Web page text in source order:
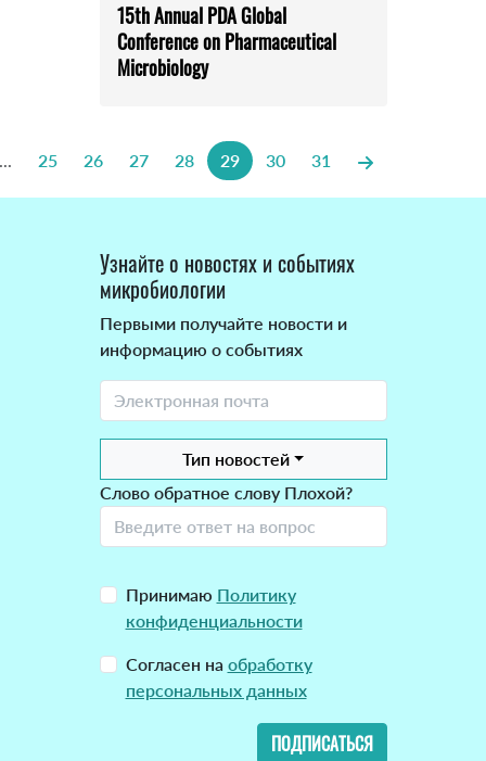
15th Annual PDA Global
Conference on Pharmaceutical
Microbiology
25 26 27 28 29 30 31
Узнайте о новостях и событиях
микробиологии
Первыми получайте новости и
информацию о событиях
Тип новостей
Слово обратное слову Плохой?
Принимаю Политику
конфиденциальности
Согласен на обработку
персональных данных
ПОДПИСАТЬСЯ